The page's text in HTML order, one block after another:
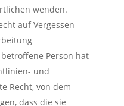
wenden.
auf Vergessen
Person hat
und
Recht, von dem
dass die sie